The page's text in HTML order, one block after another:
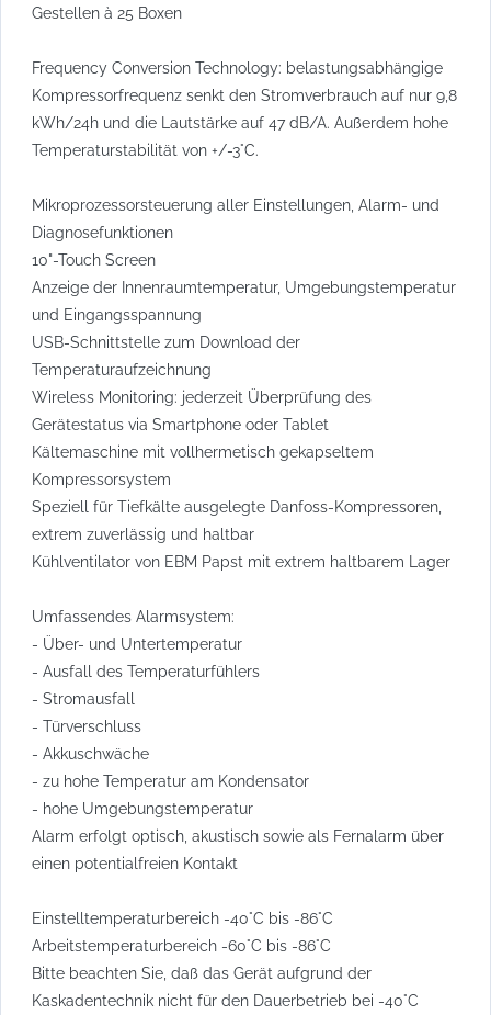
Gestellen à 25 Boxen
Frequency Conversion Technology: belastungsabhängige
Kompressorfrequenz senkt den Stromverbrauch auf nur 9,8
kWh/24h und die Lautstärke auf 47 dB/A. Außerdem hohe
Temperaturstabilität von +/-3°C.
Mikroprozessorsteuerung aller Einstellungen, Alarm- und
Diagnosefunktionen
10"-Touch Screen
Anzeige der Innenraumtemperatur, Umgebungstemperatur
und Eingangsspannung
USB-Schnittstelle zum Download der
Temperaturaufzeichnung
Wireless Monitoring: jederzeit Überprüfung des
Gerätestatus via Smartphone oder Tablet
Kältemaschine mit vollhermetisch gekapseltem
Kompressorsystem
Speziell für Tiefkälte ausgelegte Danfoss-Kompressoren,
extrem zuverlässig und haltbar
Kühlventilator von EBM Papst mit extrem haltbarem Lager
Umfassendes Alarmsystem:
- Über- und Untertemperatur
- Ausfall des Temperaturfühlers
- Stromausfall
- Türverschluss
- Akkuschwäche
- zu hohe Temperatur am Kondensator
- hohe Umgebungstemperatur
Alarm erfolgt optisch, akustisch sowie als Fernalarm über
einen potentialfreien Kontakt
Einstelltemperaturbereich -40°C bis -86°C
Arbeitstemperaturbereich -60°C bis -86°C
Bitte beachten Sie, daß das Gerät aufgrund der
Kaskadentechnik nicht für den Dauerbetrieb bei -40°C